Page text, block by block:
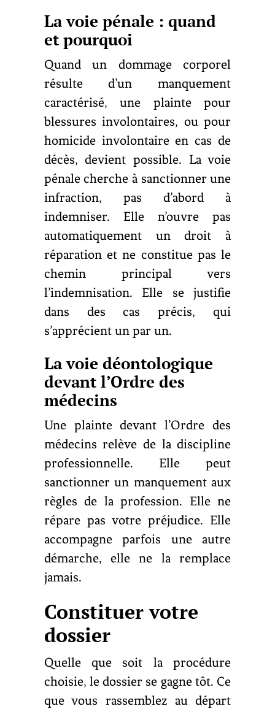
La voie pénale : quand
et pourquoi
Quand un dommage corporel
résulte d’un manquement
caractérisé, une plainte pour
blessures involontaires, ou pour
homicide involontaire en cas de
décès, devient possible. La voie
pénale cherche à sanctionner une
infraction, pas d’abord à
indemniser. Elle n’ouvre pas
automatiquement un droit à
réparation et ne constitue pas le
chemin principal vers
l’indemnisation. Elle se justifie
dans des cas précis, qui
s’apprécient un par un.
La voie déontologique
devant l’Ordre des
médecins
Une plainte devant l’Ordre des
médecins relève de la discipline
professionnelle. Elle peut
sanctionner un manquement aux
règles de la profession. Elle ne
répare pas votre préjudice. Elle
accompagne parfois une autre
démarche, elle ne la remplace
jamais.
Constituer votre
dossier
Quelle que soit la procédure
choisie, le dossier se gagne tôt. Ce
que vous rassemblez au départ